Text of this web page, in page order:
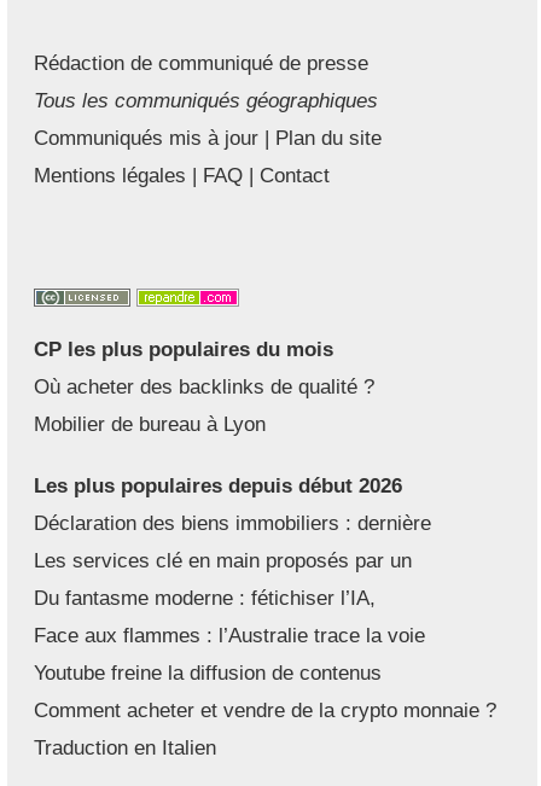
Rédaction de communiqué de presse
Tous les communiqués géographiques
Communiqués mis à jour | Plan du site
Mentions légales | FAQ | Contact
CP les plus populaires du mois
Où acheter des backlinks de qualité ?
Mobilier de bureau à Lyon
Les plus populaires depuis début 2026
Déclaration des biens immobiliers : dernière
Les services clé en main proposés par un
Du fantasme moderne : fétichiser l’IA,
Face aux flammes : l’Australie trace la voie
Youtube freine la diffusion de contenus
Comment acheter et vendre de la crypto monnaie ?
Traduction en Italien